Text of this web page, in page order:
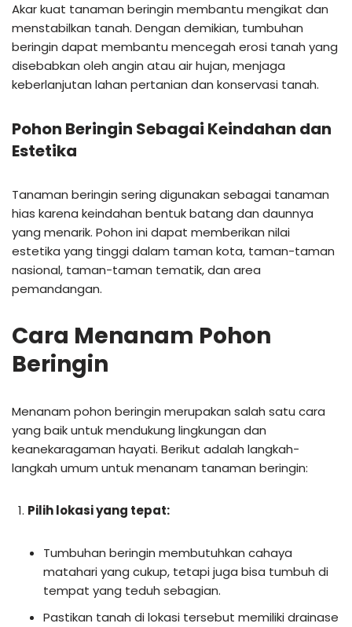
Akar kuat tanaman beringin membantu mengikat dan
menstabilkan tanah. Dengan demikian, tumbuhan
beringin dapat membantu mencegah erosi tanah yang
disebabkan oleh angin atau air hujan, menjaga
keberlanjutan lahan pertanian dan konservasi tanah.
Pohon Beringin Sebagai Keindahan dan
Estetika
Tanaman beringin sering digunakan sebagai tanaman
hias karena keindahan bentuk batang dan daunnya
yang menarik. Pohon ini dapat memberikan nilai
estetika yang tinggi dalam taman kota, taman-taman
nasional, taman-taman tematik, dan area
pemandangan.
Cara Menanam Pohon
Beringin
Menanam pohon beringin merupakan salah satu cara
yang baik untuk mendukung lingkungan dan
keanekaragaman hayati. Berikut adalah langkah-
langkah umum untuk menanam tanaman beringin:
Pilih lokasi yang tepat:
Tumbuhan beringin membutuhkan cahaya
matahari yang cukup, tetapi juga bisa tumbuh di
tempat yang teduh sebagian.
Pastikan tanah di lokasi tersebut memiliki drainase